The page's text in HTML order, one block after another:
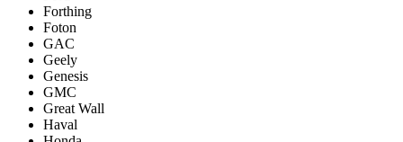
Forthing
Foton
GAC
Geely
Genesis
GMC
Great Wall
Haval